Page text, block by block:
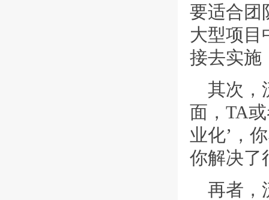
要适合团
大型项目
接去实施
其次，
面，TA
业化’，
你解决了
再者，